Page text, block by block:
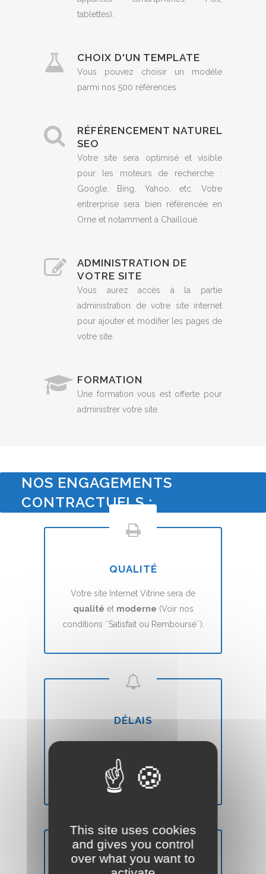
tablettes).
CHOIX D'UN TEMPLATE
Vous pouvez choisir un modèle
parmi nos 500 références.
RÉFÉRENCEMENT NATUREL
SEO
Votre site sera optimisé et visible
pour les moteurs de recherche :
Google, Bing, Yahoo, etc. Votre
entrerprise sera bien référencée en
Orne et notamment à Chailloué.
ADMINISTRATION DE
VOTRE SITE
Vous aurez accès à la partie
administration de votre site internet
pour ajouter et modifier les pages de
votre site.
FORMATION
Une formation vous est offerte pour
administrer votre site.
NOS ENGAGEMENTS
CONTRACTUELS :
QUALITÉ
Votre site Internet Vitrine sera de
qualité et moderne (Voir nos
conditions ``Satisfait ou Remboursé``).
DÉLAIS
Votre site Web Vitrine sera mis en ligne
7 jours(voir nos CGVs).
This site uses cookies
and gives you control
over what you want to